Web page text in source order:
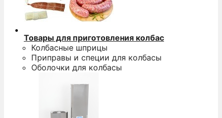
Товары для приготовления колбас
Колбасные шприцы
Приправы и специи для колбасы
Оболочки для колбасы